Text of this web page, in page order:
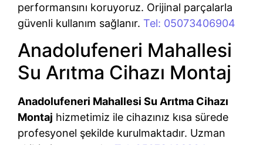
performansını koruyoruz. Orijinal parçalarla
güvenli kullanım sağlanır. Tel: 05073406904
Anadolufeneri Mahallesi
Su Arıtma Cihazı Montaj
Anadolufeneri Mahallesi Su Arıtma Cihazı
Montaj hizmetimiz ile cihazınız kısa sürede
profesyonel şekilde kurulmaktadır. Uzman